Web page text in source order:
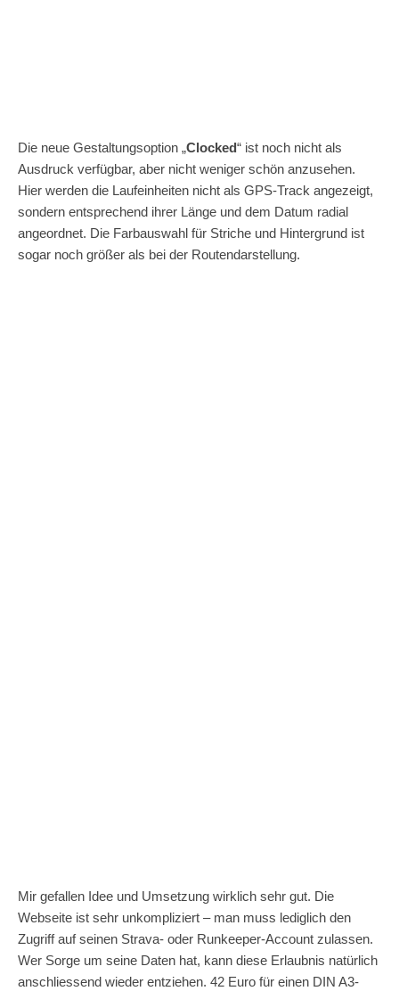
Die neue Gestaltungsoption „Clocked“ ist noch nicht als
Ausdruck verfügbar, aber nicht weniger schön anzusehen.
Hier werden die Laufeinheiten nicht als GPS-Track angezeigt,
sondern entsprechend ihrer Länge und dem Datum radial
angeordnet. Die Farbauswahl für Striche und Hintergrund ist
sogar noch größer als bei der Routendarstellung.
Mir gefallen Idee und Umsetzung wirklich sehr gut. Die
Webseite ist sehr unkompliziert – man muss lediglich den
Zugriff auf seinen Strava- oder Runkeeper-Account zulassen.
Wer Sorge um seine Daten hat, kann diese Erlaubnis natürlich
anschliessend wieder entziehen. 42 Euro für einen DIN A3-